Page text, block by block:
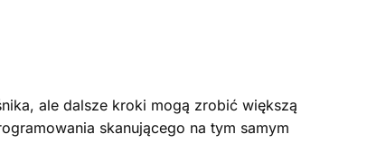
ale dalsze kroki mogą zrobić większą
skanującego na tym samym